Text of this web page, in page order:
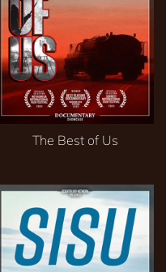
The Best of Us